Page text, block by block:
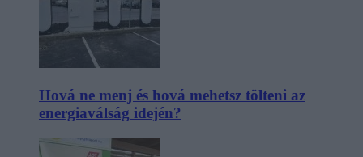
Hová ne menj és hová mehetsz tölteni az
energiaválság idején?